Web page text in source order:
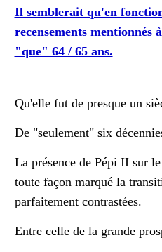
Il semblerait qu'en
recensements mentionnés
"que" 64 / 65 ans.
Qu'elle fut de presque un
De "seulement" six
La présence de Pépi II sur
toute façon marqué la
parfaitement contrastées.
Entre celle de la grande